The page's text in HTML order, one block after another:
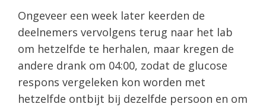
Ongeveer een week later keerden de
deelnemers vervolgens terug naar het lab
om hetzelfde te herhalen, maar kregen de
andere drank om 04:00, zodat de glucose
respons vergeleken kon worden met
hetzelfde ontbijt bij dezelfde persoon en om